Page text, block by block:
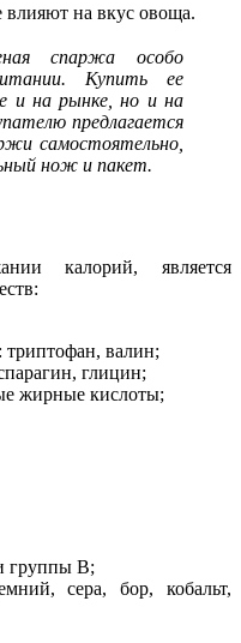
на вкус овоща.
спаржа особо
Купить ее
и на рынке, но и на
предлагается
самостоятельно,
нож и пакет.
калорий, является
валин;
глицин;
жирные кислоты;
группы В;
сера, бор, кобальт,